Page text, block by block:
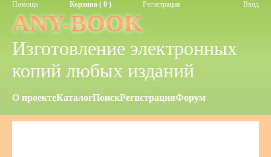
Помощь Корзина ( 0 ) Регистрация Вход
ANY-BOOK
Изготовление электронных
копий любых изданий
О проектеКаталогПоискРегистрацияФорум